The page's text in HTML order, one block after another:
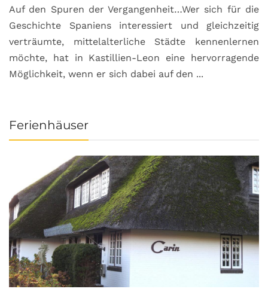
Auf den Spuren der Vergangenheit…Wer sich für die
Geschichte Spaniens interessiert und gleichzeitig
verträumte, mittelalterliche Städte kennenlernen
möchte, hat in Kastillien-Leon eine hervorragende
Möglichkeit, wenn er sich dabei auf den ...
Ferienhäuser